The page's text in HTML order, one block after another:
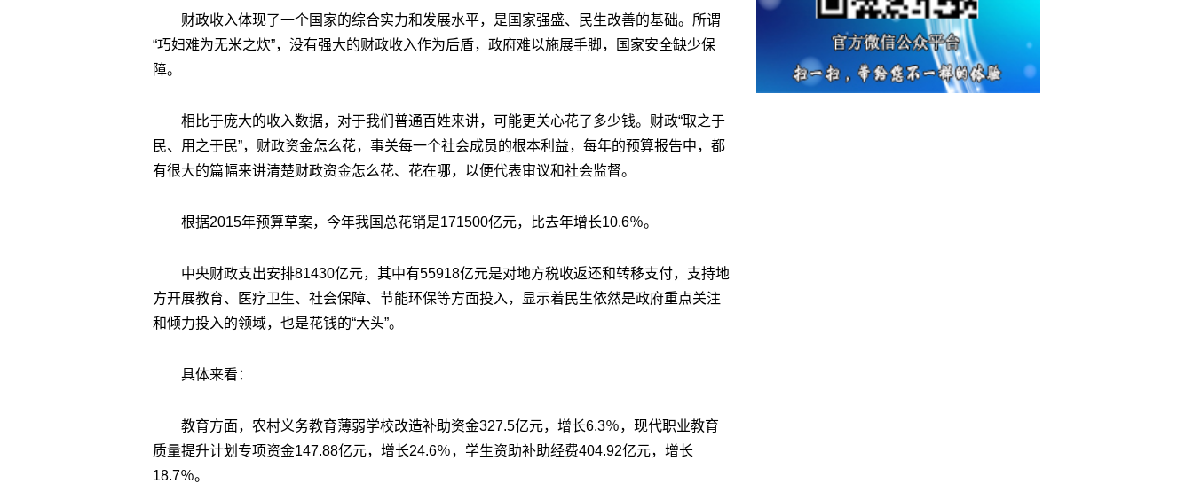
财政收入体现了一个国家的综合实力和发展水平，是国家强盛、民生改善的基础。所谓
“巧妇难为无米之炊”，没有强大的财政收入作为后盾，政府难以施展手脚，国家安全缺少保
障。
相比于庞大的收入数据，对于我们普通百姓来讲，可能更关心花了多少钱。财政“取之于
民、用之于民”，财政资金怎么花，事关每一个社会成员的根本利益，每年的预算报告中，都
有很大的篇幅来讲清楚财政资金怎么花、花在哪，以便代表审议和社会监督。
根据2015年预算草案，今年我国总花销是171500亿元，比去年增长10.6％。
中央财政支出安排81430亿元，其中有55918亿元是对地方税收返还和转移支付，支持地
方开展教育、医疗卫生、社会保障、节能环保等方面投入，显示着民生依然是政府重点关注
和倾力投入的领域，也是花钱的“大头”。
具体来看：
教育方面，农村义务教育薄弱学校改造补助资金327.5亿元，增长6.3％，现代职业教育
质量提升计划专项资金147.88亿元，增长24.6％，学生资助补助经费404.92亿元，增长
18.7％。